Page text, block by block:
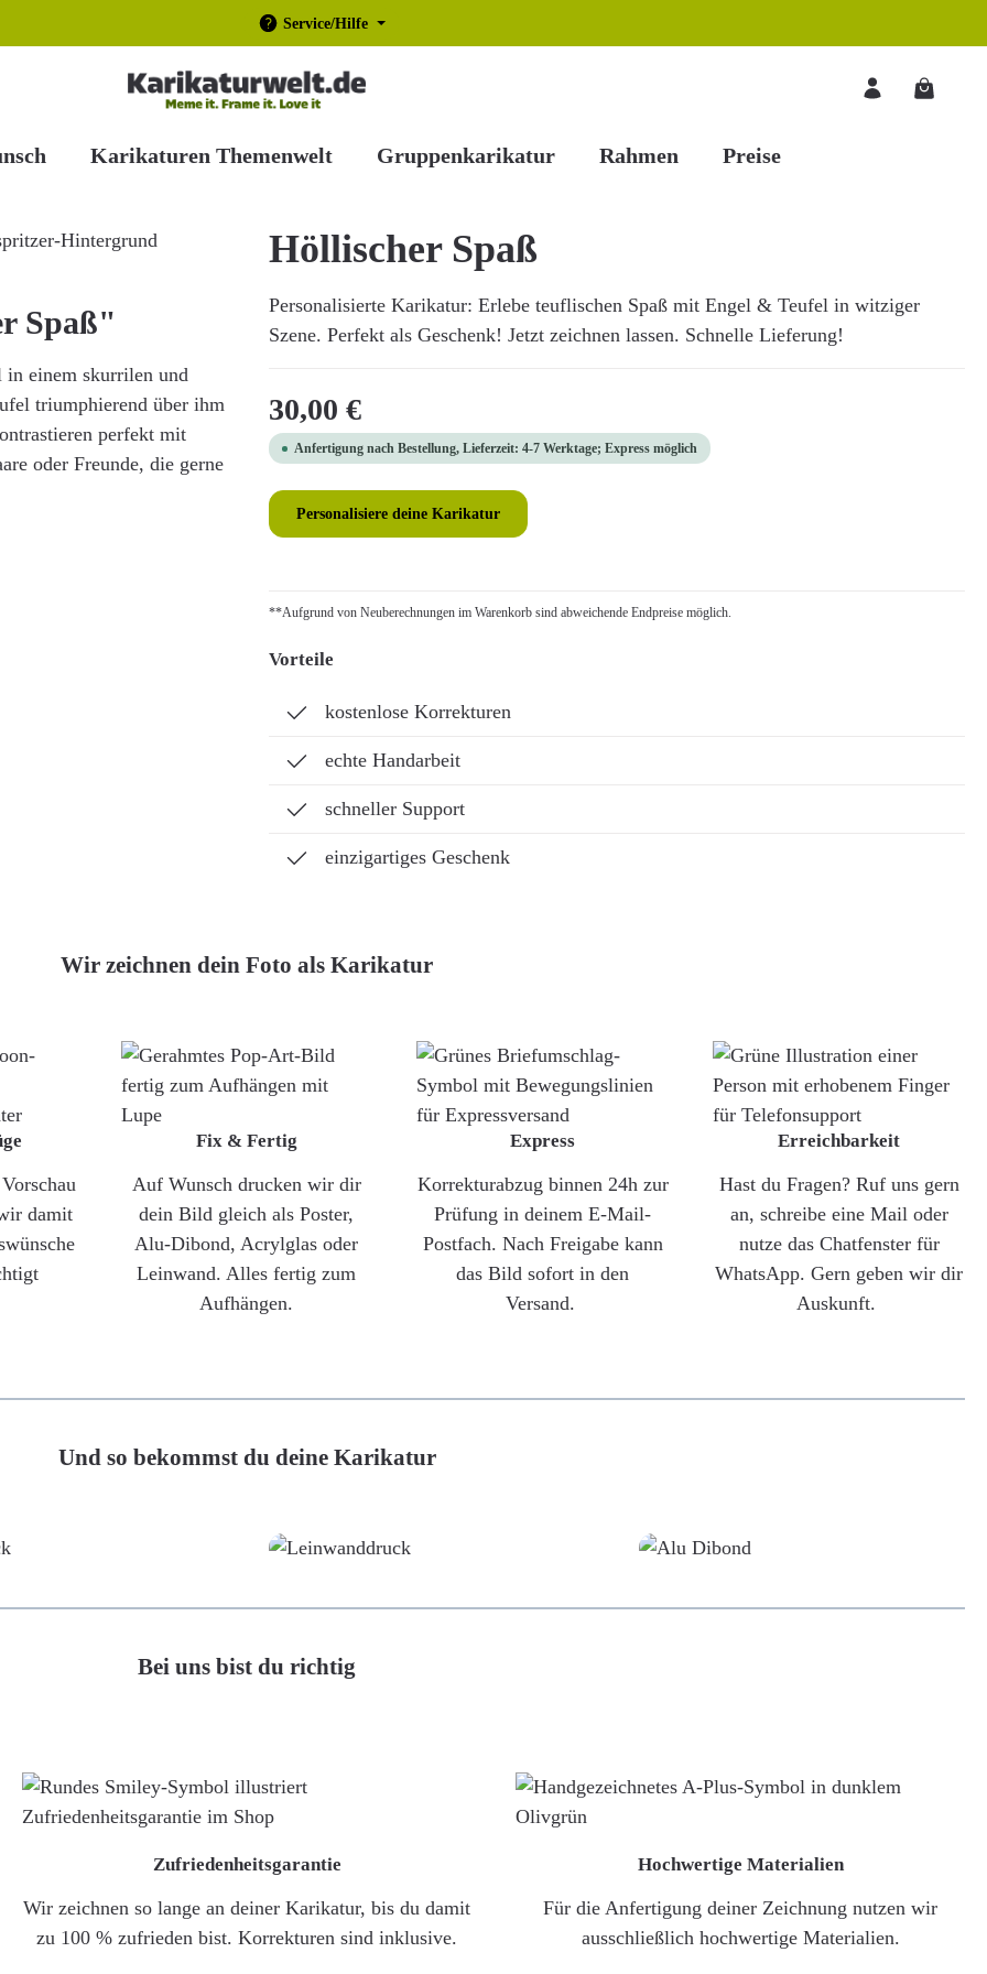
Service/Hilfe
Karikaturen Themenwelt Gruppenkarikatur Rahmen Preise
Höllischer Spaß
Personalisierte Karikatur: Erlebe teuflischen Spaß mit Engel & Teufel in witziger
Szene. Perfekt als Geschenk! Jetzt zeichnen lassen. Schnelle Lieferung!
Regulärer Preis:
30,00 €
Anfertigung nach Bestellung, Lieferzeit: 4-7 Werktage; Express möglich
Personalisiere deine Karikatur
**Aufgrund von Neuberechnungen im Warenkorb sind abweichende Endpreise möglich.
Vorteile
kostenlose Korrekturen
echte Handarbeit
schneller Support
einzigartiges Geschenk
Spaß"
in einem skurrilen und
triumphierend über ihm
perfekt mit
oder Freunde, die gerne
Wir zeichnen dein Foto als Karikatur
damit
Fix & Fertig
Auf Wunsch drucken wir dir
dein Bild gleich als Poster,
Alu-Dibond, Acrylglas oder
Leinwand. Alles fertig zum
Aufhängen.
Express
Korrekturabzug binnen 24h zur
Prüfung in deinem E-Mail-
Postfach. Nach Freigabe kann
das Bild sofort in den
Versand.
Erreichbarkeit
Hast du Fragen? Ruf uns gern
an, schreibe eine Mail oder
nutze das Chatfenster für
WhatsApp. Gern geben wir dir
Auskunft.
Und so bekommst du deine Karikatur
Bei uns bist du richtig
Zufriedenheitsgarantie
Wir zeichnen so lange an deiner Karikatur, bis du damit
zu 100 % zufrieden bist. Korrekturen sind inklusive.
Hochwertige Materialien
Für die Anfertigung deiner Zeichnung nutzen wir
ausschließlich hochwertige Materialien.